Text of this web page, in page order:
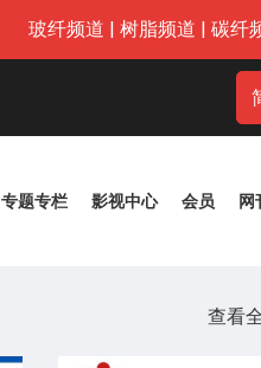
玻纤频道 | 树脂频道 | 碳纤
专题专栏 影视中心 会员 网
查看